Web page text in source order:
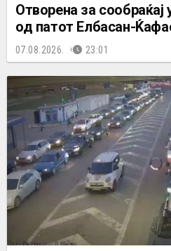
Отворена за
од патот Елбасан-
07.08.2026. 23:01